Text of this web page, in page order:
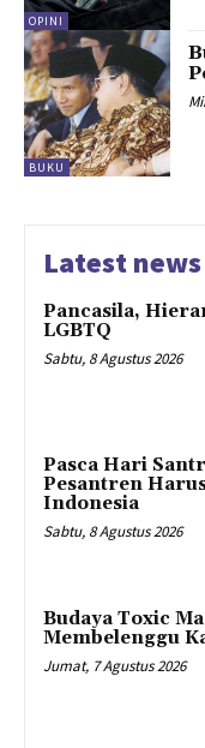
OPINI
BUKU
Latest news
Pancasila,
LGBTQ
Sabtu, 8 Agustus 2026
Pasca Hari
Pesantren
Indonesia
Sabtu, 8 Agustus 2026
Budaya Toxic
Membelenggu
Jumat, 7 Agustus 2026